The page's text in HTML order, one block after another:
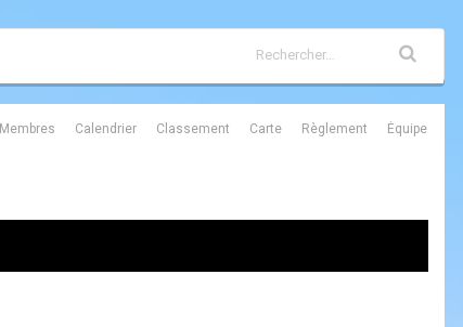
Membres Calendrier Classement Carte Règlement Équipe